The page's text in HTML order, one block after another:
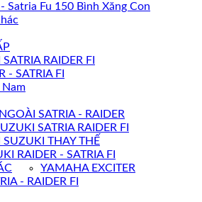
Satria Fu 150 Bình Xăng Con
RAIDER FI
- SATRIA FI
Nam
SATRIA - RAIDER
SATRIA RAIDER FI
SUZUKI THAY THẾ
RAIDER - SATRIA FI
YAMAHA EXCITER
- RAIDER FI